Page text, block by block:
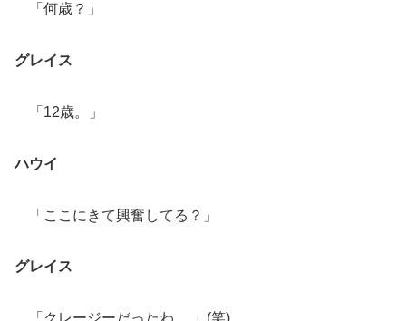
「何歳？」
グレイス
「12歳。」
ハウイ
「ここにきて興奮してる？」
グレイス